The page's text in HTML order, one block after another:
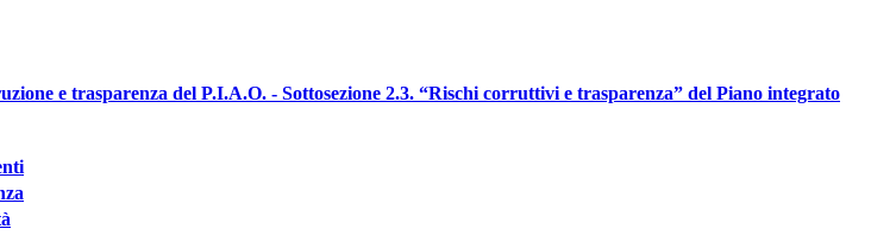
e trasparenza del P.I.A.O. - Sottosezione 2.3. “Rischi corruttivi e trasparenza” del Piano integrato